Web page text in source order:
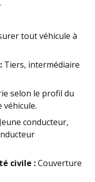
tout véhicule à
Tiers, intermédiaire
selon le profil du
véhicule.
Jeune conducteur,
civile :Couverture